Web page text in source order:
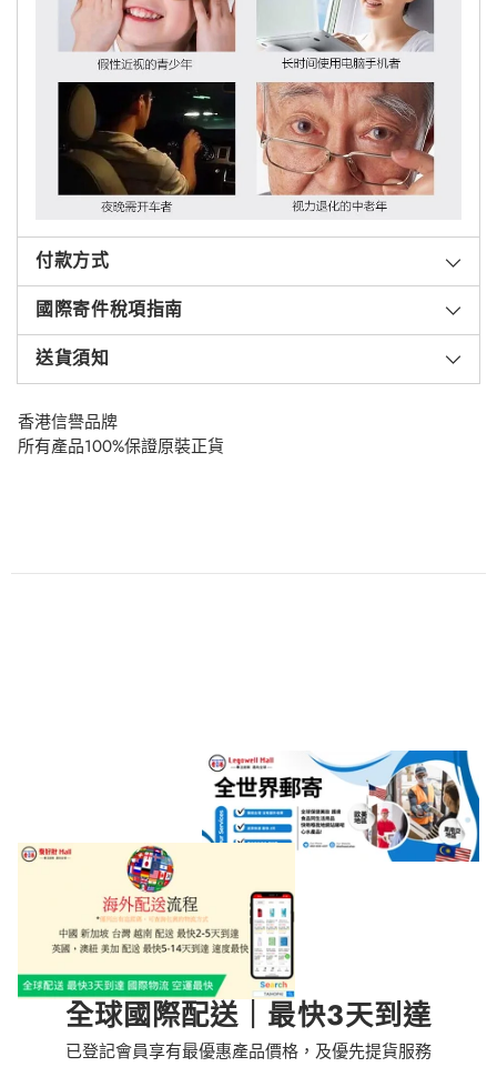
付款方式
國際寄件稅項指南
送貨須知
香港信譽品牌
所有產品100%保證原裝正貨
全球國際配送｜最快3天到達
已登記會員享有最優惠產品價格，及優先提貨服務